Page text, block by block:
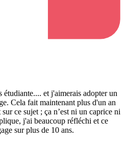
étudiante.... et j'aimerais adopter un
Cela fait maintenant plus d'un an
ce sujet ; ça n’est ni un caprice ni
j'ai beaucoup réfléchi et ce
sur plus de 10 ans.